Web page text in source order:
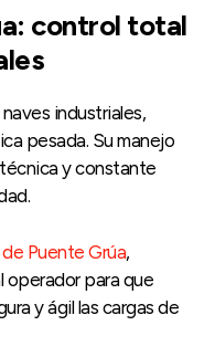
control total
industriales,
pesada. Su manejo
y constante
Puente Grúa,
operador para que
y ágil las cargas de